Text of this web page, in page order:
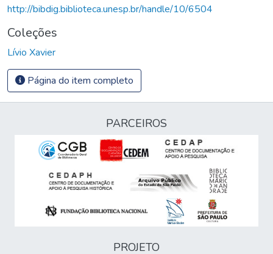
http://bibdig.biblioteca.unesp.br/handle/10/6504
Coleções
Lívio Xavier
Página do item completo
PARCEIROS
PROJETO